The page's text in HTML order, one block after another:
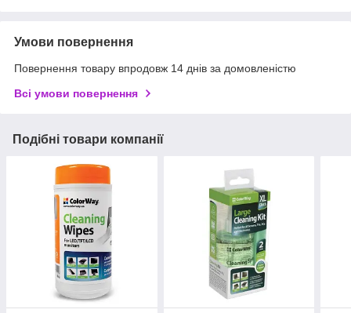
Умови повернення
Повернення товару впродовж 14 днів за домовленістю
Всі умови повернення
Подібні товари компанії